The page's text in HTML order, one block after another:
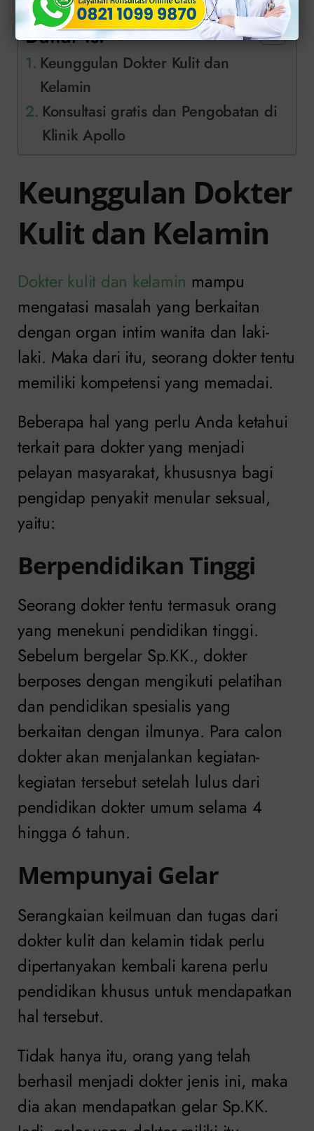
Daftar Isi
Keunggulan Dokter Kulit dan
Kelamin
Konsultasi gratis dan Pengobatan di
Klinik Apollo
Keunggulan Dokter
Kulit dan Kelamin
Dokter kulit dan kelamin mampu
mengatasi masalah yang berkaitan
dengan organ intim wanita dan laki-
laki. Maka dari itu, seorang dokter tentu
memiliki kompetensi yang memadai.
Beberapa hal yang perlu Anda ketahui
terkait para dokter yang menjadi
pelayan masyarakat, khususnya bagi
pengidap penyakit menular seksual,
yaitu:
Berpendidikan Tinggi
Seorang dokter tentu termasuk orang
yang menekuni pendidikan tinggi.
Sebelum bergelar Sp.KK., dokter
berposes dengan mengikuti pelatihan
dan pendidikan spesialis yang
berkaitan dengan ilmunya. Para calon
dokter akan menjalankan kegiatan-
kegiatan tersebut setelah lulus dari
pendidikan dokter umum selama 4
hingga 6 tahun.
Mempunyai Gelar
Serangkaian keilmuan dan tugas dari
dokter kulit dan kelamin tidak perlu
dipertanyakan kembali karena perlu
pendidikan khusus untuk mendapatkan
hal tersebut.
Tidak hanya itu, orang yang telah
berhasil menjadi dokter jenis ini, maka
dia akan mendapatkan gelar Sp.KK.